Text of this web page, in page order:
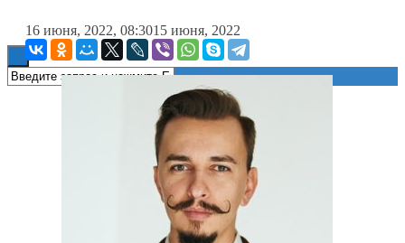
16 июня, 2022, 08:3015 июня, 2022